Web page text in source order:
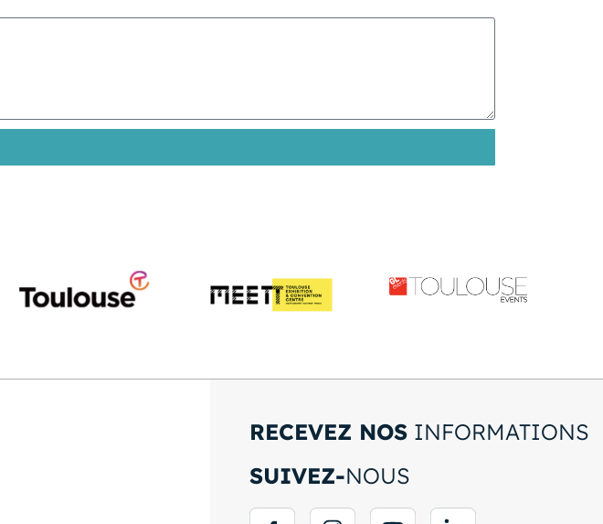
RECEVEZ NOSINFORMATIONS
SUIVEZ-NOUS